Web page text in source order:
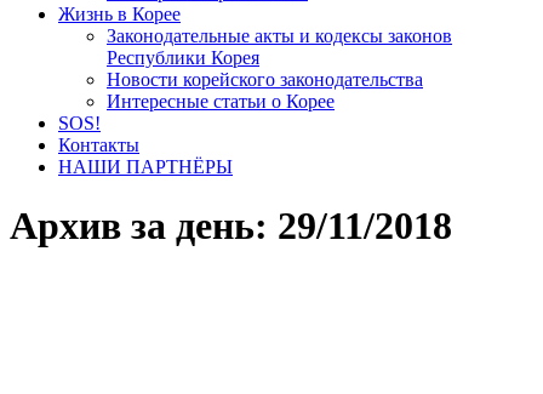
Жизнь в Корее
Законодательные акты и кодексы законов
Республики Корея
Новости корейского законодательства
Интересные статьи о Корее
SOS!
Контакты
НАШИ ПАРТНЁРЫ
Архив за день: 29/11/2018